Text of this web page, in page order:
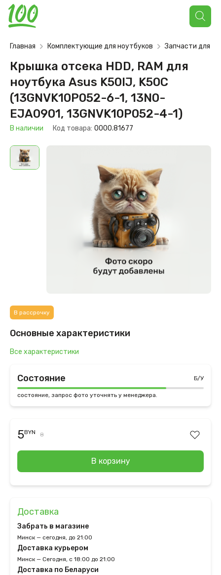
Поиск
товаров
Главная Комплектующие для ноутбуков Запчасти для
Крышка отсека HDD, RAM для
ноутбука Asus K50IJ, K50C
(13GNVK10P052-6-1, 13N0-
EJA0901, 13GNVK10P052-4-1)
В наличии Код товара: 0000.81677
В рассрочку
Основные характеристики
Все характеристики
Состояние Б/У
состояние, запрос фото уточнять у менеджера.
5BYN 8
В корзину
Доставка
Забрать в магазине
Минск — сегодня, до 21:00
Доставка курьером
Минск — Сегодня, с 18:00 до 21:00
Доставка по Беларуси